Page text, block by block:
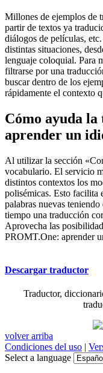
Millones de ejemplos de
partir de textos ya
diálogos de películas,
distintas situaciones,
lenguaje coloquial. Para
filtrarse por una
buscar dentro de los
rápidamente el contexto
Cómo ayuda
aprender un
Al utilizar la sección
vocabulario. El servicio
distintos contextos los
polisémicas. Esto facilita
palabras nuevas
tiempo una traducción
Aprovecha las
PROMT.One: aprender
Descargar traductor
Traductor,
volver arriba
Condiciones del uso |
Select a language